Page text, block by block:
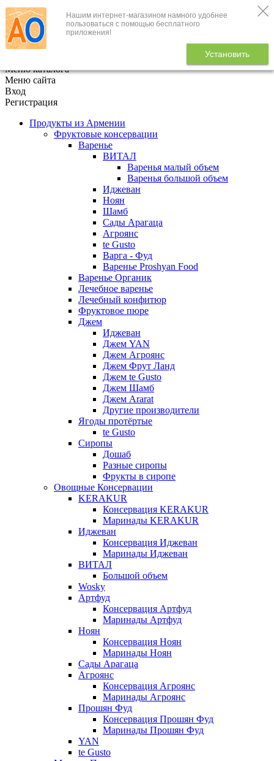
Нашим интернет-магазином намного удобнее
пользоваться с помощью бесплатного
приложения!
Установить
+7 (495) 646-888-1
В корзине
Меню каталога
Меню сайта
Вход
Регистрация
Продукты из Армении
Фруктовые консервации
Варенье
ВИТАЛ
Варенья малый объем
Варенья большой объем
Иджеван
Ноян
Шамб
Сады Арагаца
Агроянс
te Gusto
Варга - Фуд
Варенье Proshyan Food
Варенье Органик
Лечебное варенье
Лечебный конфитюр
Фруктовое пюре
Джем
Иджеван
Джем YAN
Джем Агроянс
Джем Фрут Ланд
Джем te Gusto
Джем Шамб
Джем Ararat
Другие производители
Ягоды протёртые
te Gusto
Сиропы
Дошаб
Разные сиропы
Фрукты в сиропе
Овощные Консервации
KERAKUR
Консервация KERAKUR
Маринады KERAKUR
Иджеван
Консервация Иджеван
Маринады Иджеван
ВИТАЛ
Большой объем
Wosky
Артфуд
Консервация Артфуд
Маринады Артфуд
Ноян
Консервация Ноян
Маринады Ноян
Сады Арагаца
Агроянс
Консервация Агроянс
Маринады Агроянс
Прошян Фуд
Консервация Прошян Фуд
Маринады Прошян Фуд
YAN
te Gusto